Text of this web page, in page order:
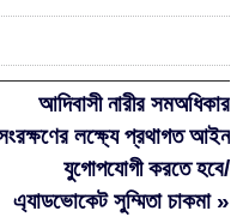
আদিবাসী নারীর সমঅধিকার
লক্ষ্যে প্রথাগত আইন
যুগোপযোগী করতে হবে/
এ্যাডভোকেট সুম্মিতা চাকমা »